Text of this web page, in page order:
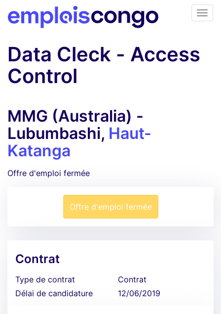
Data Cleck - Access
Control
MMG (Australia) -
Lubumbashi, Haut-
Katanga
Offre d'emploi fermée
Offre d'emploi fermée
Contrat
Type de contrat
Contrat
Délai de candidature
12/06/2019